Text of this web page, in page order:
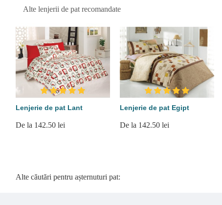
Alte lenjerii de pat recomandate
Lenjerie de pat Lant
De la 142.50 lei
Lenjerie de pat Egipt
De la 142.50 lei
Alte căutări pentru așternuturi pat: